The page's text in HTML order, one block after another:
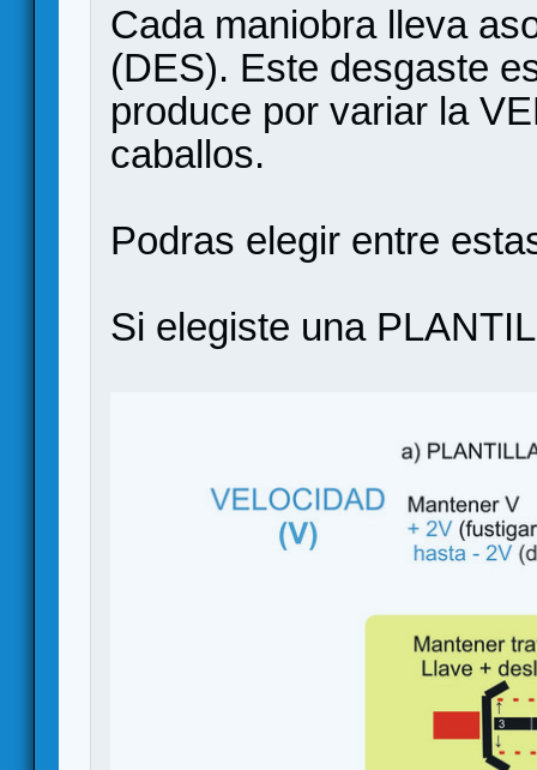
Cada maniobra lleva
(DES). Este desgaste
produce por variar la
caballos.
Podras elegir entre
Si elegiste una